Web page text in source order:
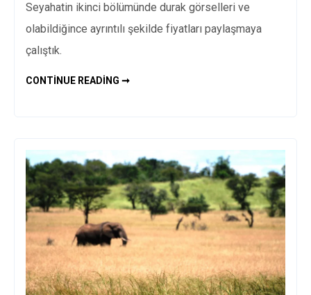
Seyahatin ikinci bölümünde durak görselleri ve
olabildiğince ayrıntılı şekilde fiyatları paylaşmaya
çalıştık.
CONTINUE READING ➞SERENGETI